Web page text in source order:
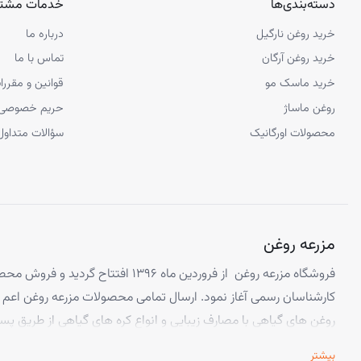
محصولات مرتبط
مزایای شونه چوبی گردو سایز جیبی
شانه چوبی کوچک دشمن موخوره است. یک ابزار کوچک اما کاربردی که می‌
خود با استفاده از محصولات طبیعی هستید، در کنار روغن‌ های پوست و مو
دسته‌بندی‌ها
خرید روغن نارگیل
خرید روغن آرگان
خرید ماسک مو
روغن ماساژ
محصولات اورگانیک
خدمات
درباره ما
تماس با ما
قوانین و
حریم
سؤالات
مزرعه روغن
فروشگاه مزرعه روغن از فروردین ماه ۱۳۹۶
کارشناسان رسمی آغاز نمود. ارسال تمامی محصولات مزرعه روغن اعم
روغن های گیاهی با مصارف زیبایی و انواع کره های گیاهی از طریق
بیشتر